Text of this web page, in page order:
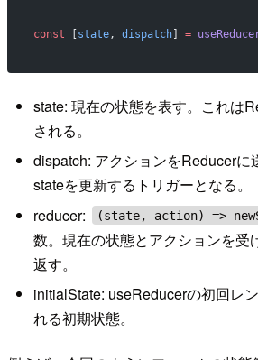
const state, dispatch] =
state: 現在の状態を表す。これは
される。
dispatch: アクションをReducerに
stateを更新するトリガーとなる。
reducer:
(state, action) =>
数。現在の状態とアクションを受
返す。
initialState: useReducerの初回レ
れる初期状態。